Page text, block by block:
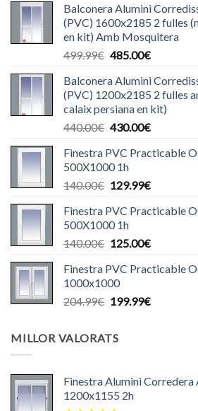
Balconera Alumini
(PVC) 1600x2185 2 fulles
en kit) Amb Mosquitera
499.99€ El
original
era:
499.99€.
485.00€El
actual
és:
485.00€.
Balconera Alumini
(PVC) 1200x2185 2 fulles
calaix persiana en kit)
440.00€ El
original
era:
440.00€.
430.00€El
actual
430.00€.
Finestra PVC Practicable
500X1000 1h
140.00€ El
original
era:
140.00€.
129.99€El
actual
129.99€.
Finestra PVC Practicable
500X1000 1h
140.00€ El
original
era:
140.00€.
125.00€El
actual
125.00€.
Finestra PVC Practicable
1000x1000
204.99€ El
era:
199.99€El
MILLOR VALORATS
Finestra Alumini Corredera
1200x1155 2h